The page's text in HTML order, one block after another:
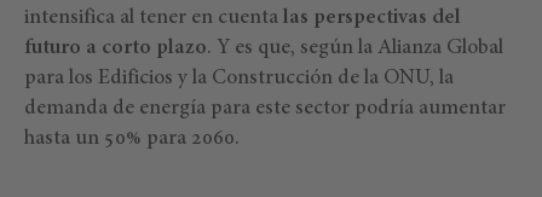
intensifica al tener en cuenta las perspectivas del
futuro a corto plazo. Y es que, según la Alianza Global
para los Edificios y la Construcción de la ONU, la
demanda de energía para este sector podría aumentar
hasta un 50% para 2060.